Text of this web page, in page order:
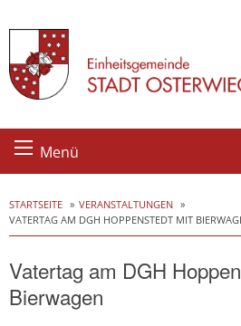
Skip
Menü
STARTSEITE
VERANSTALTUNGEN
VATERTAG AM DGH HOPPENSTEDT MIT
Vatertag am DGH
Bierwagen